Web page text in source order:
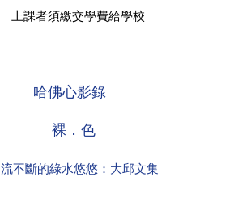
上課者須繳交學費給學校
哈佛心影錄
裸．色
流不斷的綠水悠悠：大邱文集